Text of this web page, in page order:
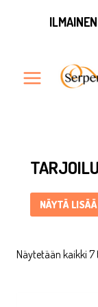
NÄYTÄ LISÄÄ
Näytetään kaikki 7